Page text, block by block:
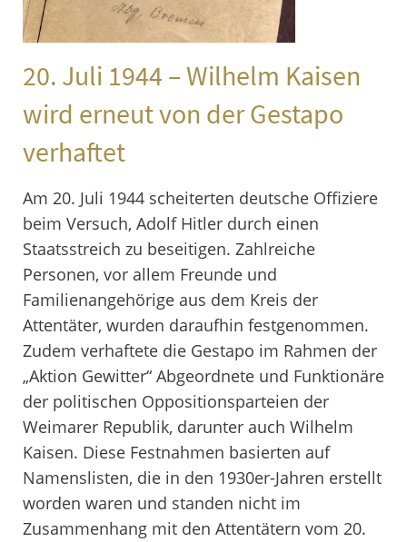
Kooperationen
Chronik
Spenden
Engagement
Führungen
Teambereich
20. Juli 1944 – Wilhelm Kaisen
wird erneut von der Gestapo
verhaftet
Am 20. Juli 1944 scheiterten deutsche Offiziere
beim Versuch, Adolf Hitler durch einen
Staatsstreich zu beseitigen. Zahlreiche
Personen, vor allem Freunde und
Familienangehörige aus dem Kreis der
Attentäter, wurden daraufhin festgenommen.
Zudem verhaftete die Gestapo im Rahmen der
„Aktion Gewitter“ Abgeordnete und Funktionäre
der politischen Oppositionsparteien der
Weimarer Republik, darunter auch Wilhelm
Kaisen. Diese Festnahmen basierten auf
Namenslisten, die in den 1930er-Jahren erstellt
worden waren und standen nicht im
Zusammenhang mit den Attentätern vom 20.